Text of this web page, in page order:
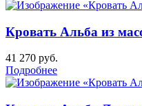
Кровать Альба из
41 270 руб.
Подробнее